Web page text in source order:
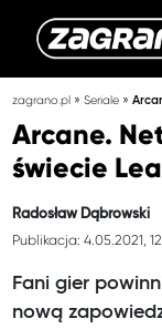
zagrano.pl »Seriale »
Arcane.
świecie
Radosław Dąbrowski
Publikacja: 4.05.2021,
Fani gier
nową